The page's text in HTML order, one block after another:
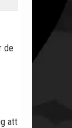
de
att